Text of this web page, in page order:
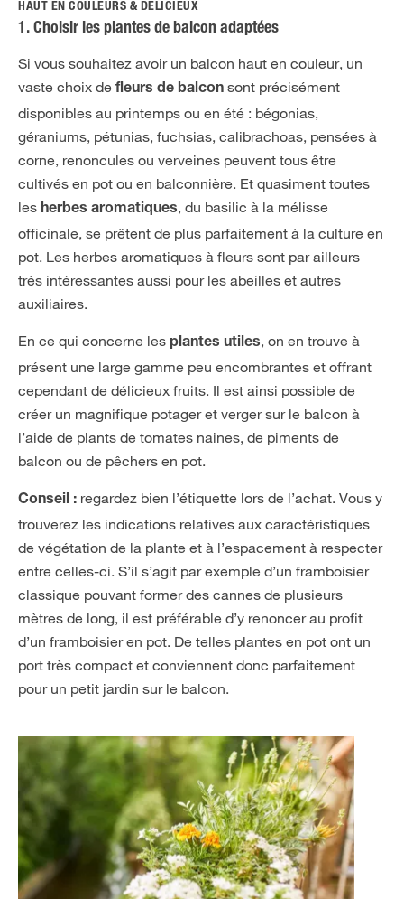
HAUT EN COULEURS & DÉLICIEUX
1. Choisir les plantes de balcon adaptées
Si vous souhaitez avoir un balcon haut en couleur, un
vaste choix de fleurs de balcon sont précisément
disponibles au printemps ou en été : bégonias,
géraniums, pétunias, fuchsias, calibrachoas, pensées à
corne, renoncules ou verveines peuvent tous être
cultivés en pot ou en balconnière. Et quasiment toutes
les herbes aromatiques, du basilic à la mélisse
officinale, se prêtent de plus parfaitement à la culture en
pot. Les herbes aromatiques à fleurs sont par ailleurs
très intéressantes aussi pour les abeilles et autres
auxiliaires.
En ce qui concerne les plantes utiles, on en trouve à
présent une large gamme peu encombrantes et offrant
cependant de délicieux fruits. Il est ainsi possible de
créer un magnifique potager et verger sur le balcon à
l’aide de plants de tomates naines, de piments de
balcon ou de pêchers en pot.
Conseil : regardez bien l’étiquette lors de l’achat. Vous y
trouverez les indications relatives aux caractéristiques
de végétation de la plante et à l’espacement à respecter
entre celles-ci. S’il s’agit par exemple d’un framboisier
classique pouvant former des cannes de plusieurs
mètres de long, il est préférable d’y renoncer au profit
d’un framboisier en pot. De telles plantes en pot ont un
port très compact et conviennent donc parfaitement
pour un petit jardin sur le balcon.